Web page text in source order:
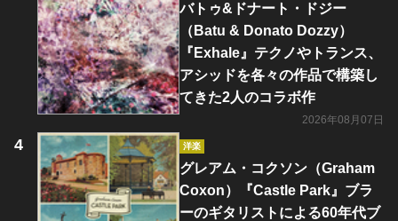
バトゥ&ドナート・ドジー
（Batu & Donato Dozzy）
『Exhale』テクノやトランス、
アシッドを各々の作品で構築し
てきた2人のコラボ作
2026年08月07日
洋楽
グレアム・コクソン（Graham
Coxon）『Castle Park』ブラ
ーのギタリストによる60年代ブ